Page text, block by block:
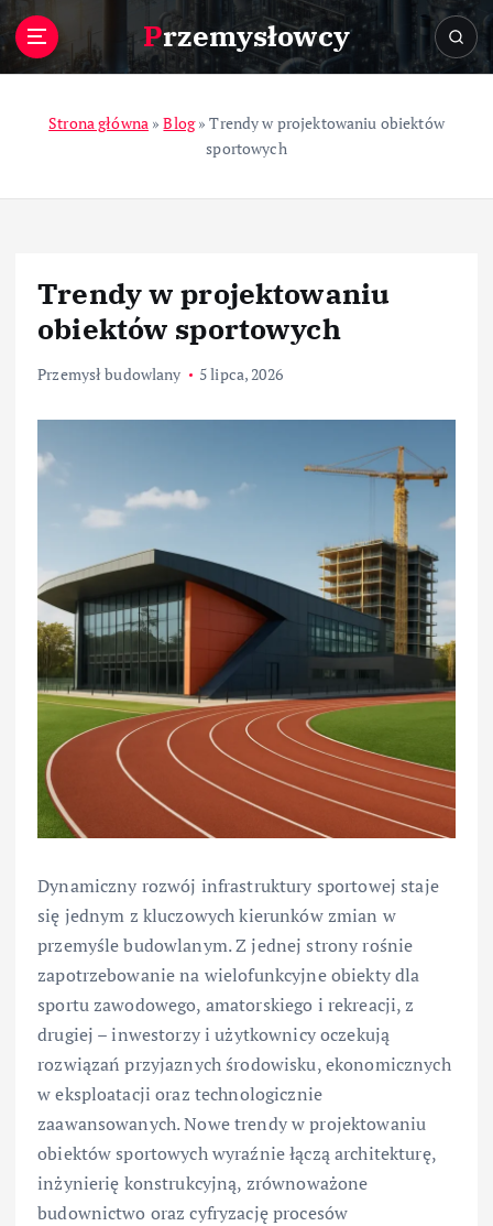
Przemysłowcy
Strona główna »Blog»Trendy w projektowaniu obiektów
sportowych
Trendy w projektowaniu
obiektów sportowych
Przemysł budowlany 5 lipca, 2026
Dynamiczny rozwój infrastruktury sportowej staje
się jednym z kluczowych kierunków zmian w
przemyśle budowlanym. Z jednej strony rośnie
zapotrzebowanie na wielofunkcyjne obiekty dla
sportu zawodowego, amatorskiego i rekreacji, z
drugiej – inwestorzy i użytkownicy oczekują
rozwiązań przyjaznych środowisku, ekonomicznych
w eksploatacji oraz technologicznie
zaawansowanych. Nowe trendy w projektowaniu
obiektów sportowych wyraźnie łączą architekturę,
inżynierię konstrukcyjną, zrównoważone
budownictwo oraz cyfryzację procesów